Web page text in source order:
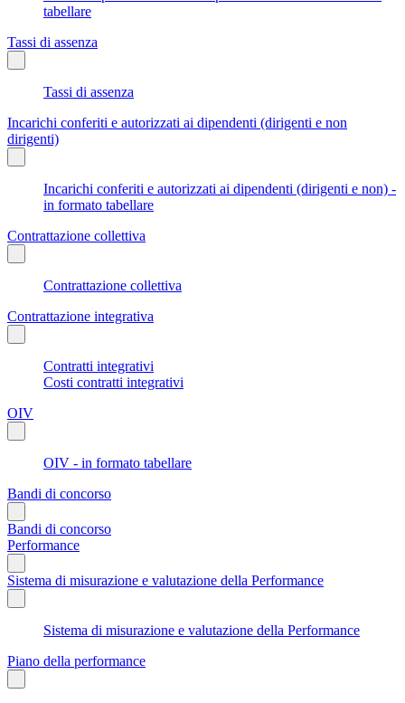
tabellare
Tassi di assenza
Tassi di assenza
Incarichi conferiti e autorizzati ai dipendenti (dirigenti e non
dirigenti)
Incarichi conferiti e autorizzati ai dipendenti (dirigenti e non) -
in formato tabellare
Contrattazione collettiva
Contrattazione collettiva
Contrattazione integrativa
Contratti integrativi
Costi contratti integrativi
OIV
OIV - in formato tabellare
Bandi di concorso
Bandi di concorso
Performance
Sistema di misurazione e valutazione della Performance
Sistema di misurazione e valutazione della Performance
Piano della performance